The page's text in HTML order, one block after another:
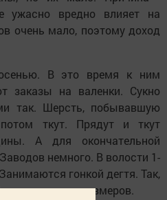
ужасно вредно влияет на
очень мало, поэтому доход
В это время к ним
заказы на валенки. Сукно
так. Шерсть, побывавшую
ткут. Прядут и ткут
А для окончательной
немного. В волости 1-
гонкой дегтя. Так,
малых размеров.